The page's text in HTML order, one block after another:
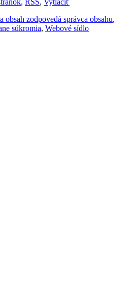
obsah zodpovedá správca obsahu,
súkromia, Webové sídlo